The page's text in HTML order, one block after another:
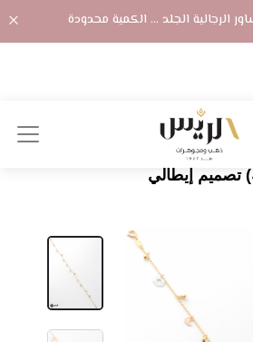
الرجالية الجلد ... الكمية محدودة
المنتجات
تصميم إيطالي